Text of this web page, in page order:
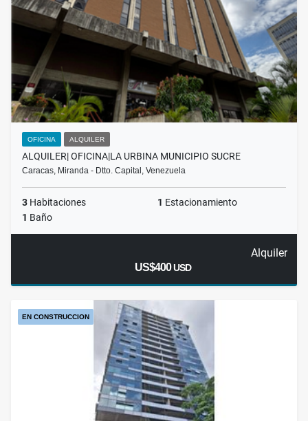
OFICINA ALQUILER
ALQUILER| OFICINA|LA URBINA MUNICIPIO SUCRE
Caracas, Miranda - Dtto. Capital, Venezuela
3 Habitaciones 1 Estacionamiento
1 Baño
Alquiler
US$400USD
EN CONSTRUCCION